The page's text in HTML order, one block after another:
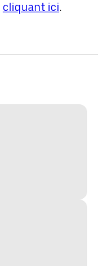
cliquant ici.